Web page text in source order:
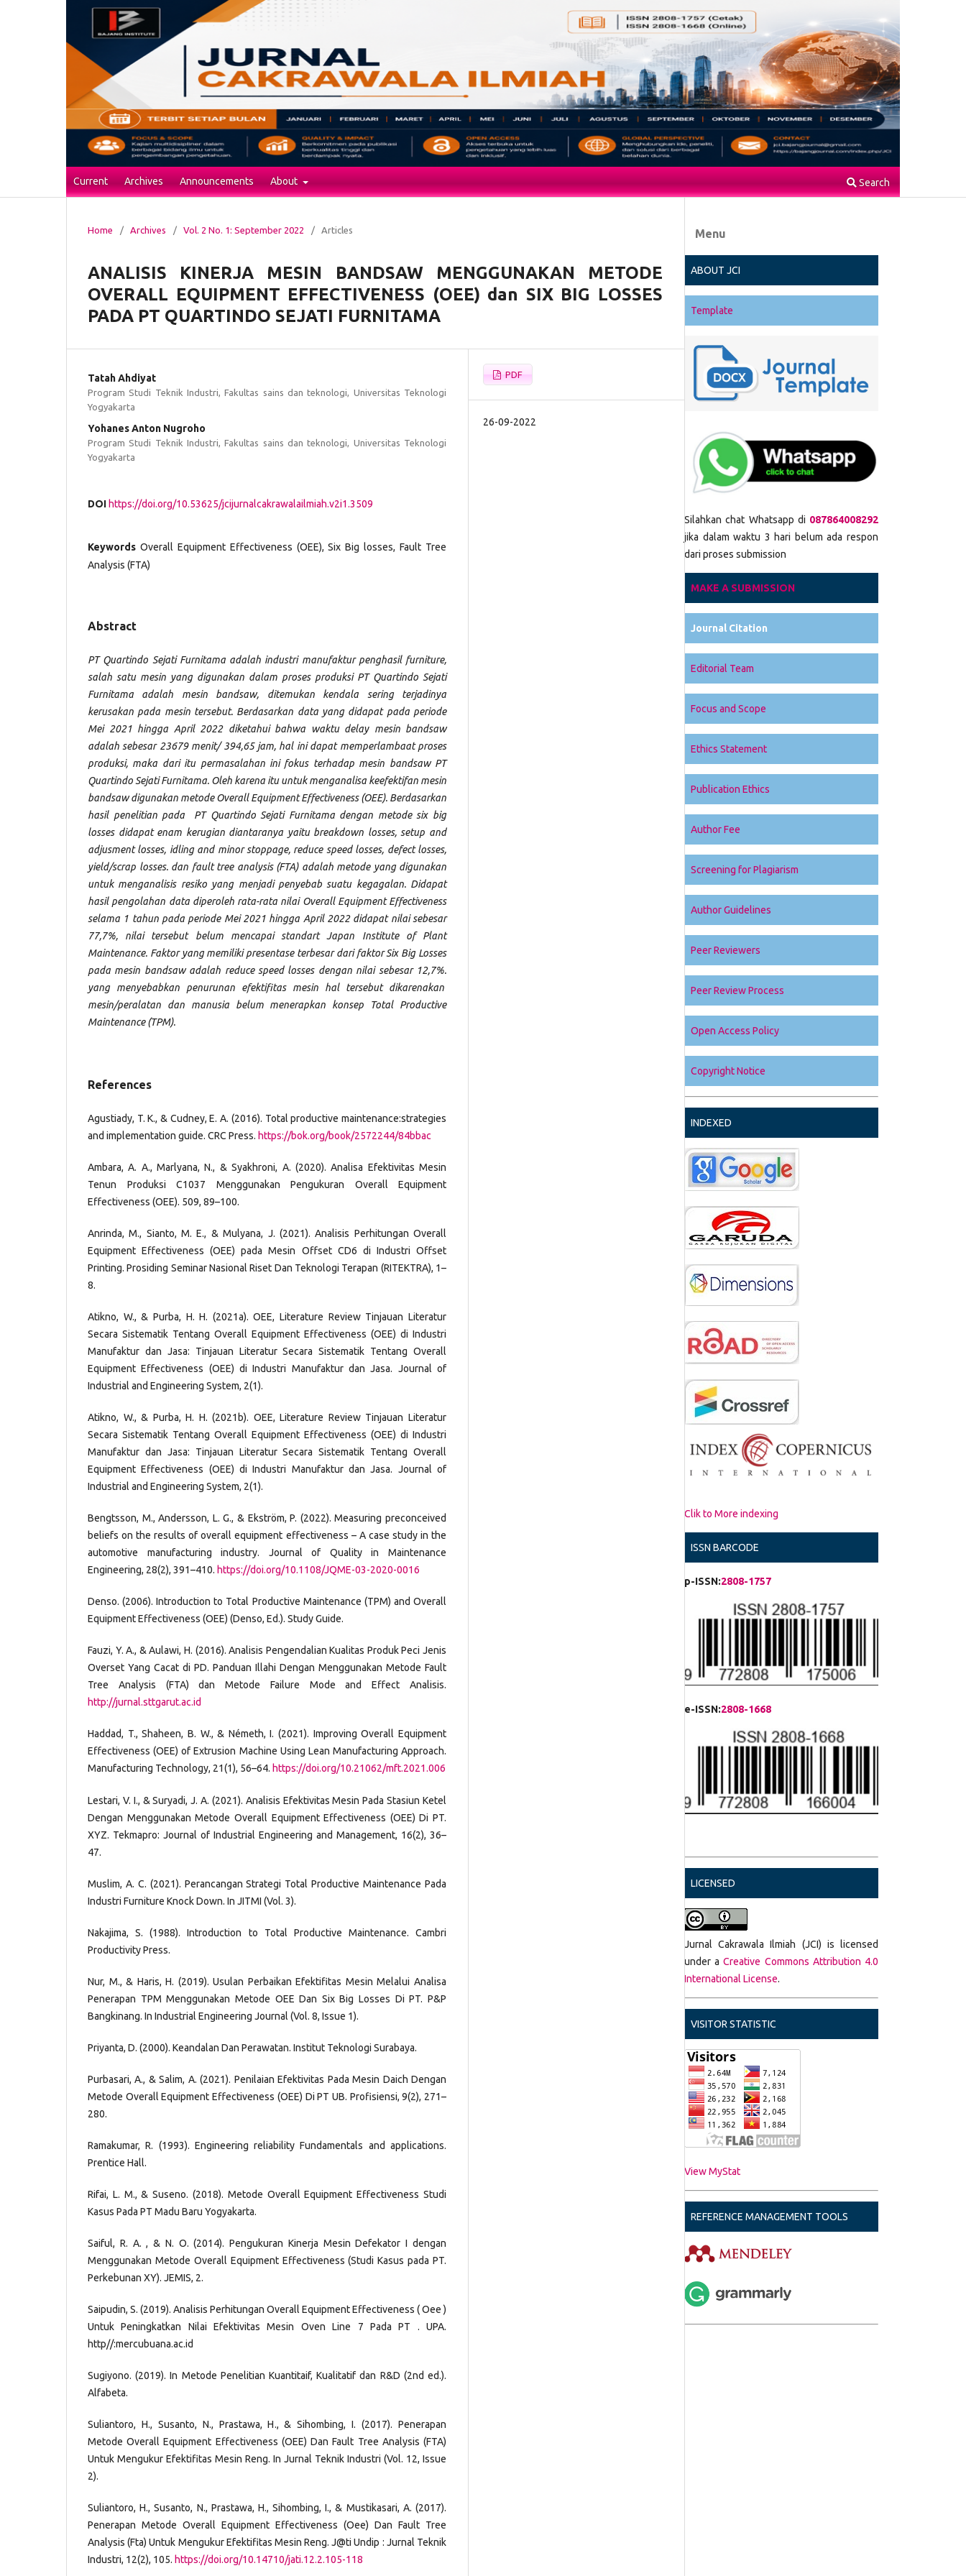
Current Archives Announcements About Search
Home / Archives / Vol. 2 No. 1: September 2022 / Articles
ANALISIS KINERJA MESIN BANDSAW MENGGUNAKAN METODE
OVERALL EQUIPMENT EFFECTIVENESS (OEE) dan SIX BIG LOSSES
PADA PT QUARTINDO SEJATI FURNITAMA
Tatah Ahdiyat
Program Studi Teknik Industri, Fakultas sains dan teknologi, Universitas Teknologi
Yogyakarta
Yohanes Anton Nugroho
Program Studi Teknik Industri, Fakultas sains dan teknologi, Universitas Teknologi
Yogyakarta
DOI https://doi.org/10.53625/jcijurnalcakrawalailmiah.v2i1.3509
Keywords Overall Equipment Effectiveness (OEE), Six Big losses, Fault Tree
Analysis (FTA)
Abstract
PT Quartindo Sejati Furnitama adalah industri manufaktur penghasil furniture,
salah satu mesin yang digunakan dalam proses produksi PT Quartindo Sejati
Furnitama adalah mesin bandsaw, ditemukan kendala sering terjadinya
kerusakan pada mesin tersebut. Berdasarkan data yang didapat pada periode
Mei 2021 hingga April 2022 diketahui bahwa waktu delay mesin bandsaw
adalah sebesar 23679 menit/ 394,65 jam, hal ini dapat memperlambaat proses
produksi, maka dari itu permasalahan ini fokus terhadap mesin bandsaw PT
Quartindo Sejati Furnitama. Oleh karena itu untuk menganalisa keefektifan mesin
bandsaw digunakan metode Overall Equipment Effectiveness (OEE). Berdasarkan
hasil penelitian pada PT Quartindo Sejati Furnitama dengan metode six big
losses didapat enam kerugian diantaranya yaitu breakdown losses, setup and
adjusment losses, idling and minor stoppage, reduce speed losses, defect losses,
yield/scrap losses. dan fault tree analysis (FTA) adalah metode yang digunakan
untuk menganalisis resiko yang menjadi penyebab suatu kegagalan. Didapat
hasil pengolahan data diperoleh rata-rata nilai Overall Equipment Effectiveness
selama 1 tahun pada periode Mei 2021 hingga April 2022 didapat nilai sebesar
77,7%, nilai tersebut belum mencapai standart Japan Institute of Plant
Maintenance. Faktor yang memiliki presentase terbesar dari faktor Six Big Losses
pada mesin bandsaw adalah reduce speed losses dengan nilai sebesar 12,7%.
yang menyebabkan penurunan efektifitas mesin hal tersebut dikarenakan
mesin/peralatan dan manusia belum menerapkan konsep Total Productive
Maintenance (TPM).
References
Agustiady, T. K., & Cudney, E. A. (2016). Total productive maintenance:strategies
and implementation guide. CRC Press. https://bok.org/book/2572244/84bbac
Ambara, A. A., Marlyana, N., & Syakhroni, A. (2020). Analisa Efektivitas Mesin
Tenun Produksi C1037 Menggunakan Pengukuran Overall Equipment
Effectiveness (OEE). 509, 89–100.
Anrinda, M., Sianto, M. E., & Mulyana, J. (2021). Analisis Perhitungan Overall
Equipment Effectiveness (OEE) pada Mesin Offset CD6 di Industri Offset
Printing. Prosiding Seminar Nasional Riset Dan Teknologi Terapan (RITEKTRA), 1–
8.
Atikno, W., & Purba, H. H. (2021a). OEE, Literature Review Tinjauan Literatur
Secara Sistematik Tentang Overall Equipment Effectiveness (OEE) di Industri
Manufaktur dan Jasa: Tinjauan Literatur Secara Sistematik Tentang Overall
Equipment Effectiveness (OEE) di Industri Manufaktur dan Jasa. Journal of
Industrial and Engineering System, 2(1).
Atikno, W., & Purba, H. H. (2021b). OEE, Literature Review Tinjauan Literatur
Secara Sistematik Tentang Overall Equipment Effectiveness (OEE) di Industri
Manufaktur dan Jasa: Tinjauan Literatur Secara Sistematik Tentang Overall
Equipment Effectiveness (OEE) di Industri Manufaktur dan Jasa. Journal of
Industrial and Engineering System, 2(1).
Bengtsson, M., Andersson, L. G., & Ekström, P. (2022). Measuring preconceived
beliefs on the results of overall equipment effectiveness – A case study in the
automotive manufacturing industry. Journal of Quality in Maintenance
Engineering, 28(2), 391–410. https://doi.org/10.1108/JQME-03-2020-0016
Denso. (2006). Introduction to Total Productive Maintenance (TPM) and Overall
Equipment Effectiveness (OEE) (Denso, Ed.). Study Guide.
Fauzi, Y. A., & Aulawi, H. (2016). Analisis Pengendalian Kualitas Produk Peci Jenis
Overset Yang Cacat di PD. Panduan Illahi Dengan Menggunakan Metode Fault
Tree Analysis (FTA) dan Metode Failure Mode and Effect Analisis.
http://jurnal.sttgarut.ac.id
Haddad, T., Shaheen, B. W., & Németh, I. (2021). Improving Overall Equipment
Effectiveness (OEE) of Extrusion Machine Using Lean Manufacturing Approach.
Manufacturing Technology, 21(1), 56–64. https://doi.org/10.21062/mft.2021.006
Lestari, V. I., & Suryadi, J. A. (2021). Analisis Efektivitas Mesin Pada Stasiun Ketel
Dengan Menggunakan Metode Overall Equipment Effectiveness (OEE) Di PT.
XYZ. Tekmapro: Journal of Industrial Engineering and Management, 16(2), 36–
47.
Muslim, A. C. (2021). Perancangan Strategi Total Productive Maintenance Pada
Industri Furniture Knock Down. In JITMI (Vol. 3).
Nakajima, S. (1988). Introduction to Total Productive Maintenance. Cambri
Productivity Press.
Nur, M., & Haris, H. (2019). Usulan Perbaikan Efektifitas Mesin Melalui Analisa
Penerapan TPM Menggunakan Metode OEE Dan Six Big Losses Di PT. P&P
Bangkinang. In Industrial Engineering Journal (Vol. 8, Issue 1).
Priyanta, D. (2000). Keandalan Dan Perawatan. Institut Teknologi Surabaya.
Purbasari, A., & Salim, A. (2021). Penilaian Efektivitas Pada Mesin Daich Dengan
Metode Overall Equipment Effectiveness (OEE) Di PT UB. Profisiensi, 9(2), 271–
280.
Ramakumar, R. (1993). Engineering reliability Fundamentals and applications.
Prentice Hall.
Rifai, L. M., & Suseno. (2018). Metode Overall Equipment Effectiveness Studi
Kasus Pada PT Madu Baru Yogyakarta.
Saiful, R. A. , & N. O. (2014). Pengukuran Kinerja Mesin Defekator I dengan
Menggunakan Metode Overall Equipment Effectiveness (Studi Kasus pada PT.
Perkebunan XY). JEMIS, 2.
Saipudin, S. (2019). Analisis Perhitungan Overall Equipment Effectiveness ( Oee )
Untuk Peningkatkan Nilai Efektivitas Mesin Oven Line 7 Pada PT . UPA.
http//:mercubuana.ac.id
Sugiyono. (2019). In Metode Penelitian Kuantitaif, Kualitatif dan R&D (2nd ed.).
Alfabeta.
Suliantoro, H., Susanto, N., Prastawa, H., & Sihombing, I. (2017). Penerapan
Metode Overall Equipment Effectiveness (OEE) Dan Fault Tree Analysis (FTA)
Untuk Mengukur Efektifitas Mesin Reng. In Jurnal Teknik Industri (Vol. 12, Issue
2).
Suliantoro, H., Susanto, N., Prastawa, H., Sihombing, I., & Mustikasari, A. (2017).
Penerapan Metode Overall Equipment Effectiveness (Oee) Dan Fault Tree
Analysis (Fta) Untuk Mengukur Efektifitas Mesin Reng. J@ti Undip : Jurnal Teknik
Industri, 12(2), 105. https://doi.org/10.14710/jati.12.2.105-118
PDF
26-09-2022
Menu
ABOUT JCI
Template
Silahkan chat Whatsapp di 087864008292
jika dalam waktu 3 hari belum ada respon
dari proses submission
MAKE A SUBMISSION
Journal Citation
Editorial Team
Focus and Scope
Ethics Statement
Publication Ethics
Author Fee
Screening for Plagiarism
Author Guidelines
Peer Reviewers
Peer Review Process
Open Access Policy
Copyright Notice
INDEXED
Clik to More indexing
ISSN BARCODE
p-ISSN:2808-1757
e-ISSN:2808-1668
LICENSED
Jurnal Cakrawala Ilmiah (JCI) is licensed
under aCreative Commons Attribution 4.0
International License.
VISITOR STATISTIC
View MyStat
REFERENCE MANAGEMENT TOOLS